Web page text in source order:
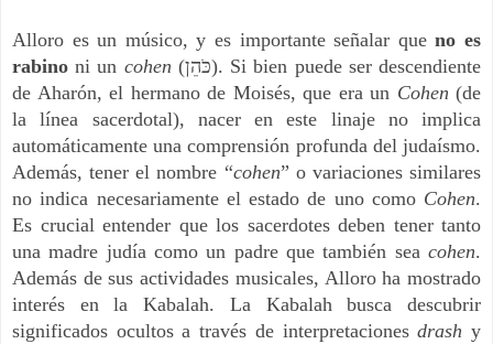
Alloro es un músico, y es importante señalar queno es
rabino ni un cohen (כֹּהֵן‬). Si bien puede ser descendiente
de Aharón, el hermano de Moisés, que era un Cohen (de
la línea sacerdotal), nacer en este linaje no implica
automáticamente una comprensión profunda del judaísmo.
Además, tener el nombre “cohen” o variaciones similares
no indica necesariamente el estado de uno como Cohen.
Es crucial entender que los sacerdotes deben tener tanto
una madre judía como un padre que también sea cohen.
Además de sus actividades musicales, Alloro ha mostrado
interés en la Kabalah. La Kabalah busca descubrir
significados ocultos a través de interpretacionesdrashy